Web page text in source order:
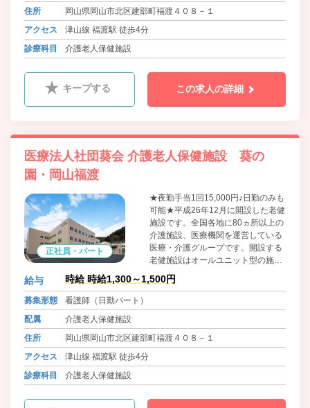
住所
岡山県岡山市北区建部町福渡４０８－１
アクセス
津山線 福渡駅 徒歩4分
診療科目
介護老人保健施設
キープする この求人の詳細
医療法人社団葵会 介護老人保健施設 葵の
園・岡山福渡
正社員・パート
★夜勤手当1回15,000円♪日勤のみも
可能★平成26年12月に開設した老健
施設です。全国各地に80ヵ所以上の
介護施設、医療機関を運営している
医療・介護グループです。開設する
老健施設はオールユニット型の施設
です。ご利用者一人一人の特徴に合
わせたユニットケアを実践し、山や
と過ごして頂ける施設を目指してい
給与 時給 時給1,300～1,500円
募集形態
看護師（日勤パート）
配属
介護老人保健施設
住所
岡山県岡山市北区建部町福渡４０８－１
アクセス
津山線 福渡駅 徒歩4分
診療科目
介護老人保健施設